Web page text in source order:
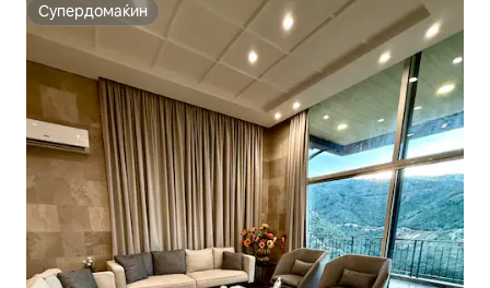
Супердомаќин
Супердомаќин